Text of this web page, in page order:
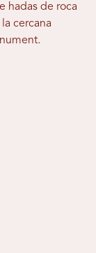
hadas de roca
cercana